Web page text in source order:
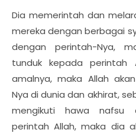
Dia memerintah dan
mereka dengan berbagai
dengan perintah-Nya,
tunduk kepada perintah
amalnya, maka Allah
Nya di dunia dan akhirat,
mengikuti hawa nafsu
perintah Allah, maka dia